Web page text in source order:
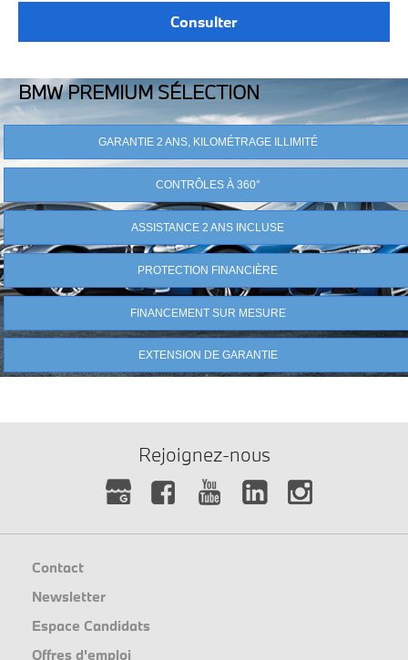
BMW PREMIUM SÉLECTION
GARANTIE 2 ANS, KILOMÉTRAGE ILLIMITÉ
CONTRÔLES À 360°
ASSISTANCE 2 ANS INCLUSE
PROTECTION FINANCIÈRE
FINANCEMENT SUR MESURE
EXTENSION DE GARANTIE
Rejoignez-nous
Contact
Newsletter
Espace Candidats
Offres d'emploi